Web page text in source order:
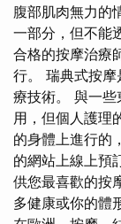
腹部肌肉無力的
一部分，但不能
合格的按摩治療
行。 瑞典式按
療技術。 與一
用，但個人護理
的身體上進行的
的網站上線上預
供您最喜歡的按
多健康或你的體